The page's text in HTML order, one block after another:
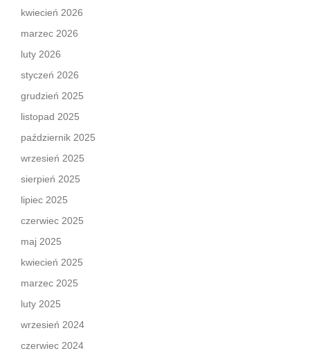
kwiecień 2026
marzec 2026
luty 2026
styczeń 2026
grudzień 2025
listopad 2025
październik 2025
wrzesień 2025
sierpień 2025
lipiec 2025
czerwiec 2025
maj 2025
kwiecień 2025
marzec 2025
luty 2025
wrzesień 2024
czerwiec 2024